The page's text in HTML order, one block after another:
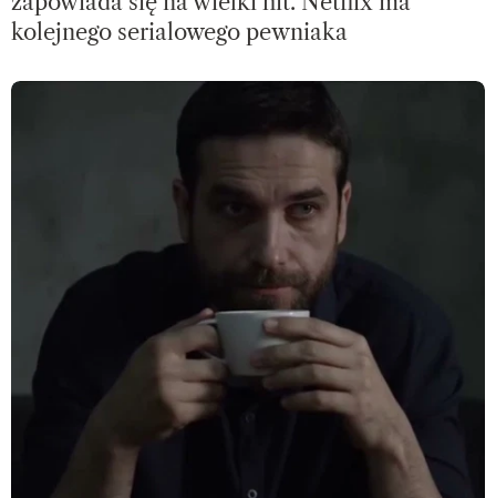
kolejnego serialowego pewniaka